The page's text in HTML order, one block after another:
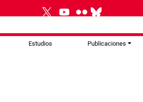
Estudios Publicaciones